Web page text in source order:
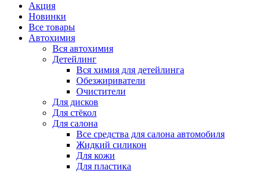
Акция
Новинки
Все товары
Автохимия
Вся автохимия
Детейлинг
Вся химия для детейлинга
Обезжириватели
Очистители
Для дисков
Для стёкол
Для салона
Все средства для салона автомобиля
Жидкий силикон
Для кожи
Для пластика